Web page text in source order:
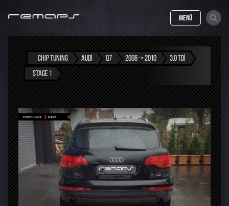
MENÜ
CHIP TUNING AUDI Q7 2006 -> 2010
3.0 TDI
STAGE 1